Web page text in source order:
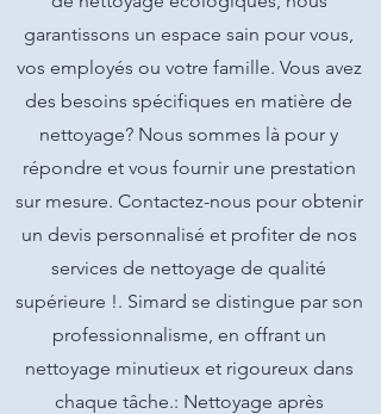
garantissons un espace sain pour vous,
vos employés ou votre famille. Vous avez
des besoins spécifiques en matière de
nettoyage? Nous sommes là pour y
répondre et vous fournir une prestation
sur mesure. Contactez-nous pour obtenir
un devis personnalisé et profiter de nos
services de nettoyage de qualité
supérieure !. Simard se distingue par son
professionnalisme, en offrant un
nettoyage minutieux et rigoureux dans
chaque tâche.: Nettoyage après